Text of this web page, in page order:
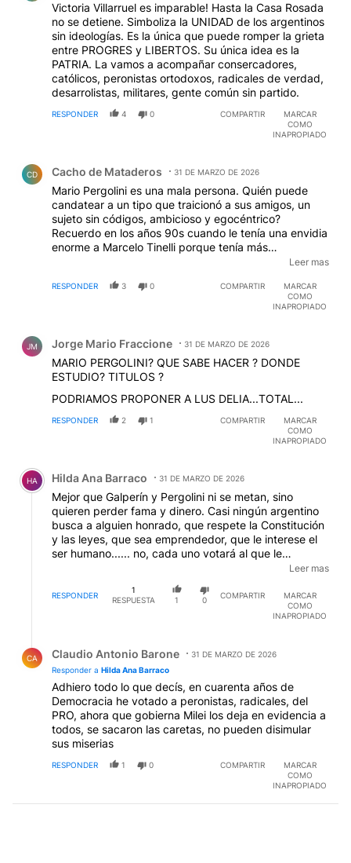
Victoria Villarruel es imparable! Hasta la Casa Rosada
no se detiene. Simboliza la UNIDAD de los argentinos
sin ideologías. Es la única que puede romper la grieta
entre PROGRES y LIBERTOS. Su única idea es la
PATRIA. La vamos a acompañar consercadores,
católicos, peronistas ortodoxos, radicales de verdad,
desarrolistas, militares, gente común sin partido.
RESPONDER 4 0 COMPARTIR
MARCAR
COMO
INAPROPIADO
CD Cacho de Mataderos 31 DE MARZO DE 2026
Mario Pergolini es una mala persona. Quién puede
candatear a un tipo que traicionó a sus amigos, un
sujeto sin códigos, ambicioso y egocéntrico?
Recuerdo en los años 90s cuando le tenía una envidia
enorme a Marcelo Tinelli porque tenía más
popularidad que él. Fundió la Rock And Pop y dejó sin
Leer mas
RESPONDER 3 0 COMPARTIR
MARCAR
COMO
INAPROPIADO
JM Jorge Mario Fraccione 31 DE MARZO DE 2026
MARIO PERGOLINI? QUE SABE HACER ? DONDE
ESTUDIO? TITULOS ?
PODRIAMOS PROPONER A LUS DELIA...TOTAL...
RESPONDER 2 1 COMPARTIR
MARCAR
COMO
INAPROPIADO
Comentario de Hilda Ana Barraco.
HA Hilda Ana Barraco 31 DE MARZO DE 2026
Mejor que Galperín y Pergolini ni se metan, sino
quieren perder fama y dinero. Casi ningún argentino
busca a alguien honrado, que respete la Constitución
y las leyes, que sea emprendedor, que le interese el
ser humano...... no, cada uno votará al que le
simpatiza, aunque sea un asc..........y sobre todo que
le gane al contrario, a cualquier precio. Eso,
tristemente es la mayoría de los argentinos, y eso,
construye este país que tenemos. Una nada.
Leer mas
RESPONDER
1
RESPUESTA
1 0
COMPARTIR
MARCAR
COMO
INAPROPIADO
CA Claudio Antonio Barone
31 DE MARZO DE 2026
Responder a Hilda Ana Barraco
Adhiero todo lo que decís, en cuarenta años de
Democracia he votado a peronistas, radicales, del
PRO, ahora que gobierna Milei los deja en evidencia a
todos, se sacaron las caretas, no pueden disimular
sus miserias
RESPONDER 1 0 COMPARTIR
MARCAR
COMO
INAPROPIADO